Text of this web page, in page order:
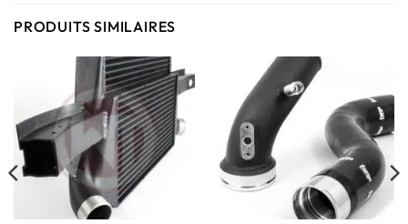
PRODUITS SIMILAIRES